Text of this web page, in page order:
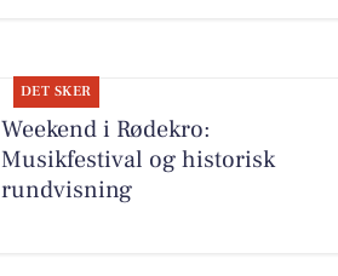
DET SKER
Weekend i Rødekro:
Musikfestival og historisk
rundvisning